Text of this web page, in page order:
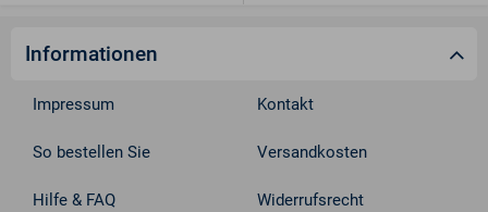
Informationen
Impressum Kontakt
So bestellen Sie Versandkosten
Hilfe & FAQ Widerrufsrecht